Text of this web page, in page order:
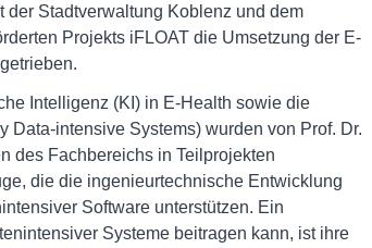
Stadtverwaltung Koblenz und dem
Projekts iFLOAT die Umsetzung der E-
Intelligenz (KI) in E-Health sowie die
Data-intensive Systems) wurden von Prof. Dr.
des Fachbereichs in Teilprojekten
die die ingenieurtechnische Entwicklung
Software unterstützen. Ein
Systeme beitragen kann, ist ihre